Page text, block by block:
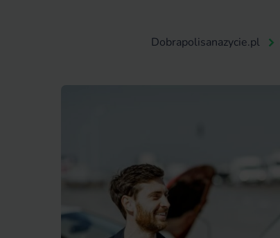
Dobrapolisanazycie.pl